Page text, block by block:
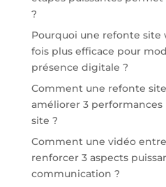
?
Pourquoi une refonte site
fois plus efficace pour
présence digitale ?
Comment une refonte
améliorer 3 performances
site ?
Comment une vidéo
renforcer 3 aspects
communication ?